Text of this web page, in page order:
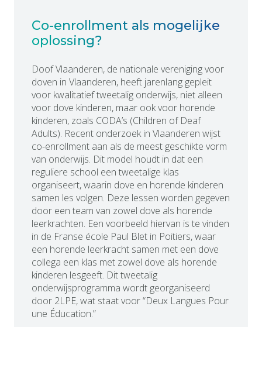
Co-enrollment als mogelijke
oplossing?
Doof Vlaanderen, de nationale vereniging voor
doven in Vlaanderen, heeft jarenlang gepleit
voor kwalitatief tweetalig onderwijs, niet alleen
voor dove kinderen, maar ook voor horende
kinderen, zoals CODA’s (Children of Deaf
Adults). Recent onderzoek in Vlaanderen wijst
co-enrollment aan als de meest geschikte vorm
van onderwijs. Dit model houdt in dat een
reguliere school een tweetalige klas
organiseert, waarin dove en horende kinderen
samen les volgen. Deze lessen worden gegeven
door een team van zowel dove als horende
leerkrachten. Een voorbeeld hiervan is te vinden
in de Franse école Paul Blet in Poitiers, waar
een horende leerkracht samen met een dove
collega een klas met zowel dove als horende
kinderen lesgeeft. Dit tweetalig
onderwijsprogramma wordt georganiseerd
door 2LPE, wat staat voor “Deux Langues Pour
une Éducation.”